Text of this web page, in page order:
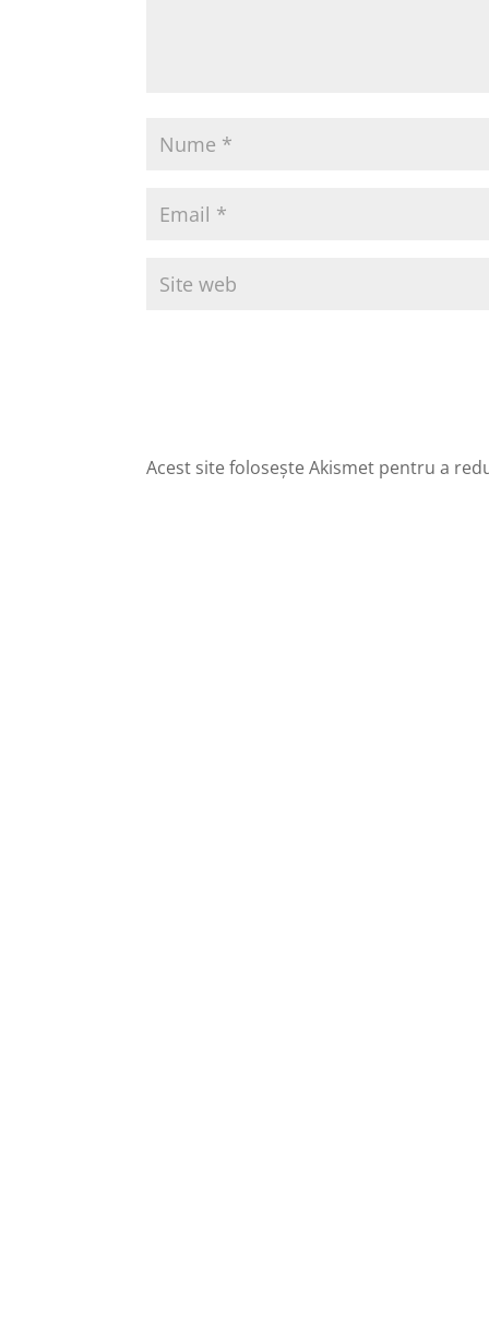
Acest site folosește Akismet pentru a